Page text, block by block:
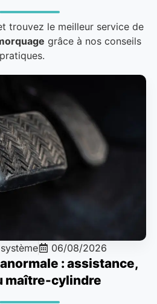
trouvez le meilleur service de
grâce à nos conseils
pratiques.
06/08/2026
: assistance,
maître-cylindre